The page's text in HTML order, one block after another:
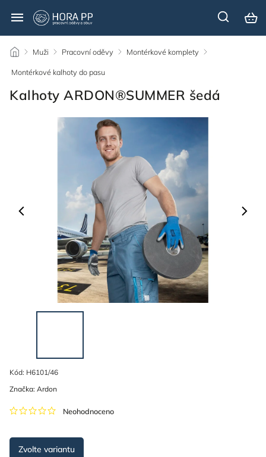
/ Muži / Pracovní oděvy / Montérkové komplety /
Montérkové kalhoty do pasu
Kalhoty ARDON®SUMMER šedá
Kód: H6101/46
Neohodnoceno
Značka: Ardon
Zvolte variantu